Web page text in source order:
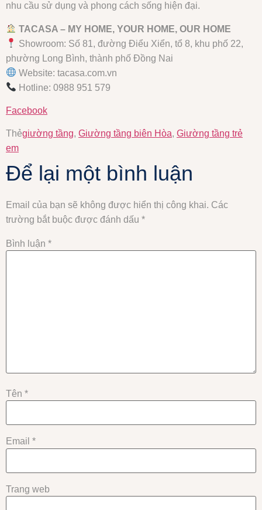
nhu cầu sử dụng và phong cách sống hiện đại.
TACASA – MY HOME, YOUR HOME, OUR HOME
Showroom: Số 81, đường Điểu Xiển, tổ 8, khu phố 22,
phường Long Bình, thành phố Đồng Nai
Website: tacasa.com.vn
Hotline: 0988 951 579
Facebook
Thẻgiường tầng, Giường tầng biên Hòa, Giường tầng trẻ
em
Để lại một bình luận
Email của bạn sẽ không được hiển thị công khai. Các
trường bắt buộc được đánh dấu *
Bình luận *
Tên *
Email *
Trang web